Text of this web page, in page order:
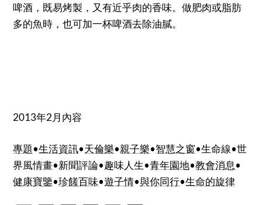
啤酒，既易烤製，又有近乎肉的香味。做肥肉或脂肪
多的魚時，也可加一杯啤酒去除油膩。
2013年2月內容
專題•生活資訊•天倫樂•親子樂•智慧之窗•生命線•世
界風情畫•新聞評論•趣味人生•青年園地•教會消息•
健康寶鑒•珍饈百味•遊子情•與你同行•生命的旋律